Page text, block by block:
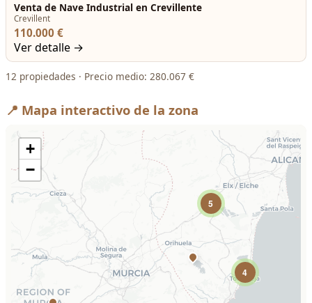
Venta de Nave Industrial en Crevillente
Crevillent
110.000 €
Ver detalle →
12 propiedades · Precio medio: 280.067 €
📍 Mapa interactivo de la zona